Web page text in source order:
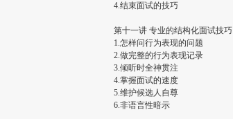
4.结束面试的技巧
第十一讲 专业的结构化面试技巧
1.怎样问行为表现的问题
2.做完整的行为表现记录
3.倾听时全神贯注
4.掌握面试的速度
5.维护候选人自尊
6.非语言性暗示